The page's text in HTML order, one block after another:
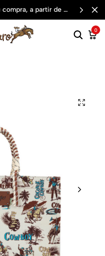
a partir de $3,000 mxn
0